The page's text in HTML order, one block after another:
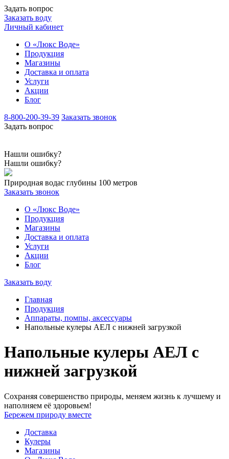
Задать вопрос
Заказать воду
Личный кабинет
О «Люкс Воде»
Продукция
Магазины
Доставка и оплата
Услуги
Акции
Блог
8-800-200-39-39 Заказать звонок
Задать вопрос
Нашли ошибку?
Нашли ошибку?
Природная водас глубины 100 метров
Заказать звонок
О «Люкс Воде»
Продукция
Магазины
Доставка и оплата
Услуги
Акции
Блог
Заказать воду
Главная
Продукция
Аппараты, помпы, аксессуары
Напольные кулеры АЕЛ с нижней загрузкой
Напольные кулеры АЕЛ с
нижней загрузкой
Сохраняя совершенство природы, меняем жизнь к лучшему и
наполняем её здоровьем!
Бережем природу вместе
Доставка
Кулеры
Магазины